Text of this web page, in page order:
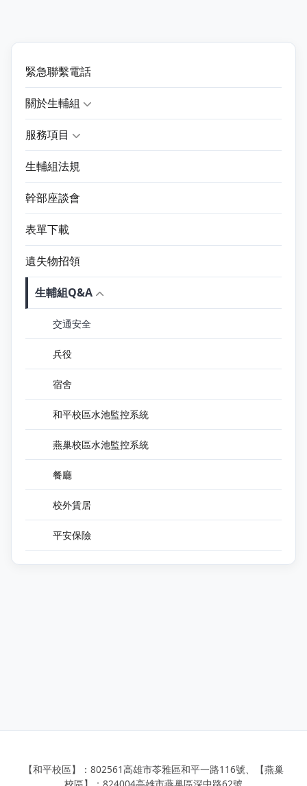
緊急聯繫電話
關於生輔組
服務項目
生輔組法規
幹部座談會
表單下載
遺失物招領
生輔組Q&A
交通安全
兵役
宿舍
和平校區水池監控系統
燕巢校區水池監控系統
餐廳
校外賃居
平安保險
【和平校區】：802561高雄市苓雅區和平一路116號、【燕巢